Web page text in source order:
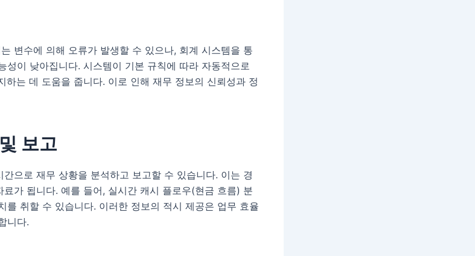
변수에 의해 오류가 발생할 수 있으나, 회계 시스템을 통
성이 낮아집니다. 시스템이 기본 규칙에 따라 자동적으로
하는 데 도움을 줍니다. 이로 인해 재무 정보의 신뢰성과 정
보고
으로 재무 상황을 분석하고 보고할 수 있습니다. 이는 경
가 됩니다. 예를 들어, 실시간 캐시 플로우(현금 흐름) 분
를 취할 수 있습니다. 이러한 정보의 적시 제공은 업무 효율
니다.